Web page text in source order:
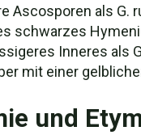
Ascosporen als G.
schwarzes
Inneres als
mit einer
und